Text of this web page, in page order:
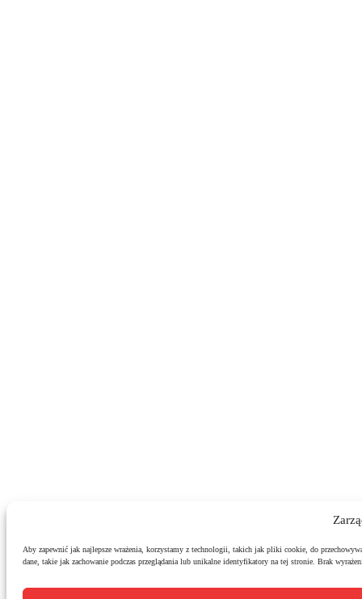
Aby zapewnić jak najlepsze wrażenia, korzystamy z technologii, takich jak pliki cookie, do
dane, takie jak zachowanie podczas przeglądania lub unikalne identyfikatory na tej stronie. Brak